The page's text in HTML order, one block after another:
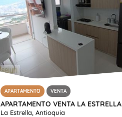
APARTAMENTO VENTA
APARTAMENTO VENTA LA ESTRELLA
La Estrella, Antioquia